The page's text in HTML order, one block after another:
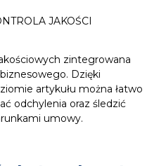
JAKOŚCI
zintegrowana
Dzięki
artykułu można łatwo
odchylenia oraz śledzić
umowy.